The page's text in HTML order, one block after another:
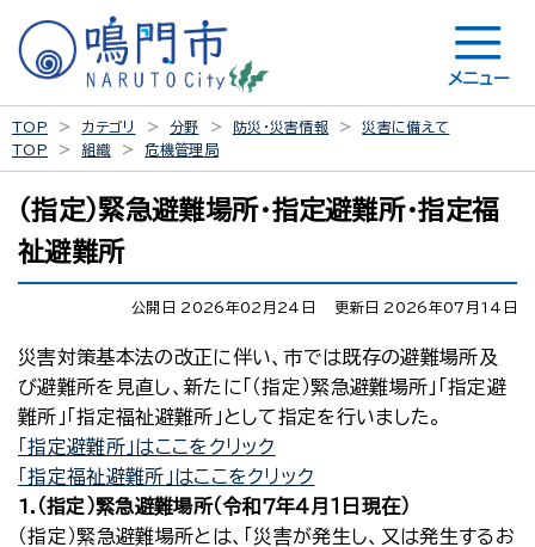
メニュー
TOP カテゴリ 分野 防災・災害情報
災害に備えて
TOP
組織 危機管理局
（指定）緊急避難場所・指定避難所・指定福
祉避難所
公開日 2026年02月24日 更新日 2026年07月14日
災害対策基本法の改正に伴い、市では既存の避難場所及
び避難所を見直し、新たに「（指定）緊急避難場所」「指定避
難所」「指定福祉避難所」として指定を行いました。
「指定避難所」はここをクリック
「指定福祉避難所」はここをクリック
1.（指定）緊急避難場所（令和７年４月１日現在）
（指定）緊急避難場所とは、「災害が発生し、又は発生するお